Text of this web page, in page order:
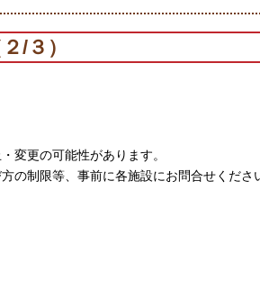
/３）
変更の可能性があります。
の制限等、事前に各施設にお問合せくださ